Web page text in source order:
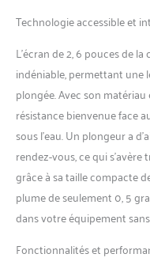
Technologie accessible et
L’écran de 2, 6 pouces de
indéniable, permettant une
plongée. Avec son
résistance bienvenue face
sous l’eau. Un plongeur a
rendez-vous, ce qui
grâce à sa taille compacte
plume de seulement 0, 5
dans votre équipement
Fonctionnalités et